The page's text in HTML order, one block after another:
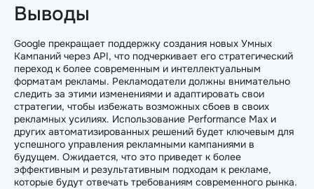
Выводы
Google прекращает поддержку создания новых Умных
Кампаний через API, что подчеркивает его стратегический
переход к более современным и интеллектуальным
форматам рекламы. Рекламодатели должны внимательно
следить за этими изменениями и адаптировать свои
стратегии, чтобы избежать возможных сбоев в своих
рекламных усилиях. Использование Performance Max и
других автоматизированных решений будет ключевым для
успешного управления рекламными кампаниями в
будущем. Ожидается, что это приведет к более
эффективным и результативным подходам к рекламе,
которые будут отвечать требованиям современного рынка.